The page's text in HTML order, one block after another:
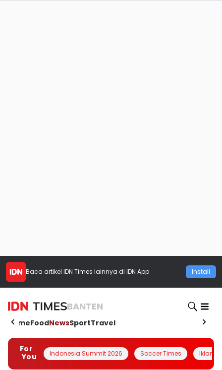
Baca artikel IDN Times lainnya di IDN App Install
BANTEN
HomeFoodNewsSportTravel
For
You
Indonesia Summit 2026 Soccer Times Iklanin